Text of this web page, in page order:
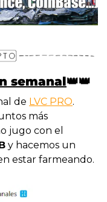
semanal👑👑
de LVC PRO.
más
y hacemos un
estar farmeando.